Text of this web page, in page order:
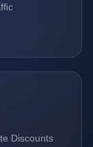
Discounts